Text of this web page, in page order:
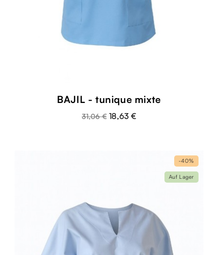
BAJIL - tunique mixte
31,06 € 18,63 €
-40%
Auf Lager